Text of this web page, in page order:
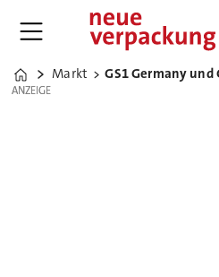
Home
Markt
ANZEIGE
ANZEIGE